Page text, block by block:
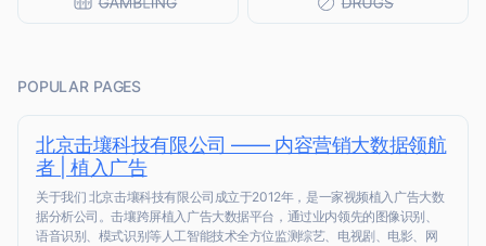
POPULAR PAGES
北京击壤科技有限公司 —— 内容营销大数据领航
者 | 植入广告
关于我们 北京击壤科技有限公司成立于2012年，是一家视频植入广告大数
据分析公司。击壤跨屏植入广告大数据平台，通过业内领先的图像识别、
语音识别、模式识别等人工智能技术全方位监测综艺、电视剧、电影、网